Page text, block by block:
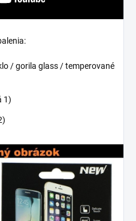
/ gorila glass / temperované
1)